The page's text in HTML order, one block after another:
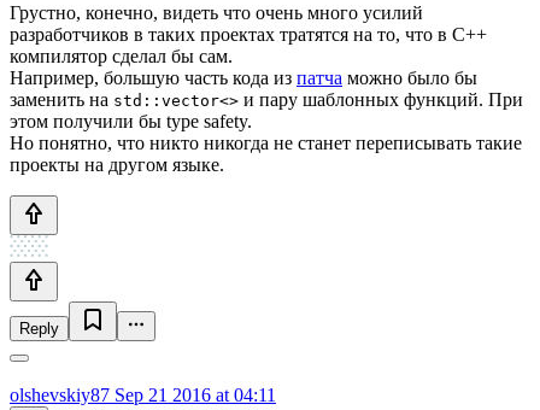
Грустно, конечно, видеть что очень много усилий
разработчиков в таких проектах тратятся на то, что в С++
компилятор сделал бы сам.
Например, большую часть кода из патча можно было бы
заменить на std::vector<> и пару шаблонных функций. При
этом получили бы type safety.
Но понятно, что никто никогда не станет переписывать такие
проекты на другом языке.
Reply
olshevskiy87 Sep 21 2016 at 04:11